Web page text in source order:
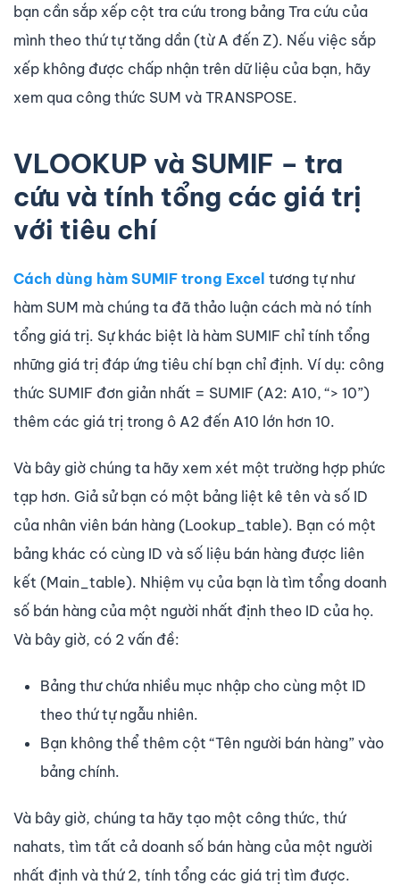
bạn cần sắp xếp cột tra cứu trong bảng Tra cứu của
mình theo thứ tự tăng dần (từ A đến Z). Nếu việc sắp
xếp không được chấp nhận trên dữ liệu của bạn, hãy
xem qua công thức SUM và TRANSPOSE.
VLOOKUP và SUMIF – tra
cứu và tính tổng các giá trị
với tiêu chí
Cách dùng hàm SUMIF trong Excel tương tự như
hàm SUM mà chúng ta đã thảo luận cách mà nó tính
tổng giá trị. Sự khác biệt là hàm SUMIF chỉ tính tổng
những giá trị đáp ứng tiêu chí bạn chỉ định. Ví dụ: công
thức SUMIF đơn giản nhất = SUMIF (A2: A10, “> 10”)
thêm các giá trị trong ô A2 đến A10 lớn hơn 10.
Và bây giờ chúng ta hãy xem xét một trường hợp phức
tạp hơn. Giả sử bạn có một bảng liệt kê tên và số ID
của nhân viên bán hàng (Lookup_table). Bạn có một
bảng khác có cùng ID và số liệu bán hàng được liên
kết (Main_table). Nhiệm vụ của bạn là tìm tổng doanh
số bán hàng của một người nhất định theo ID của họ.
Và bây giờ, có 2 vấn đề:
Bảng thư chứa nhiều mục nhập cho cùng một ID
theo thứ tự ngẫu nhiên.
Bạn không thể thêm cột “Tên người bán hàng” vào
bảng chính.
Và bây giờ, chúng ta hãy tạo một công thức, thứ
nahats, tìm tất cả doanh số bán hàng của một người
nhất định và thứ 2, tính tổng các giá trị tìm được.